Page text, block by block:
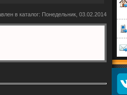
в каталог: Понедельник, 03.02.2014